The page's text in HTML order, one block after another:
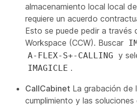
almacenamiento local local
requiere un acuerdo
Esto se puede pedir a través
Workspace (CCW). Buscar
A-FLEX-S+-CALLING y
IMAGICLE .
CallCabinet La grabación de
cumplimiento y las